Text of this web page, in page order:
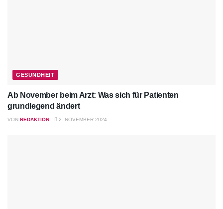
GESUNDHEIT
Ab November beim Arzt: Was sich für Patienten
grundlegend ändert
VON REDAKTION 2. NOVEMBER 2024